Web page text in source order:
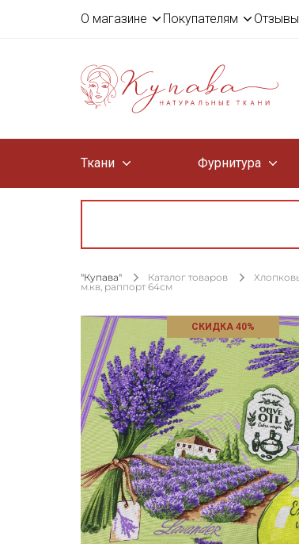
О магазине Покупателям Отзывы
Ткани Фурнитура
"Купава" Каталог товаров
м.кв, раппорт 64см
СКИДКА 40%